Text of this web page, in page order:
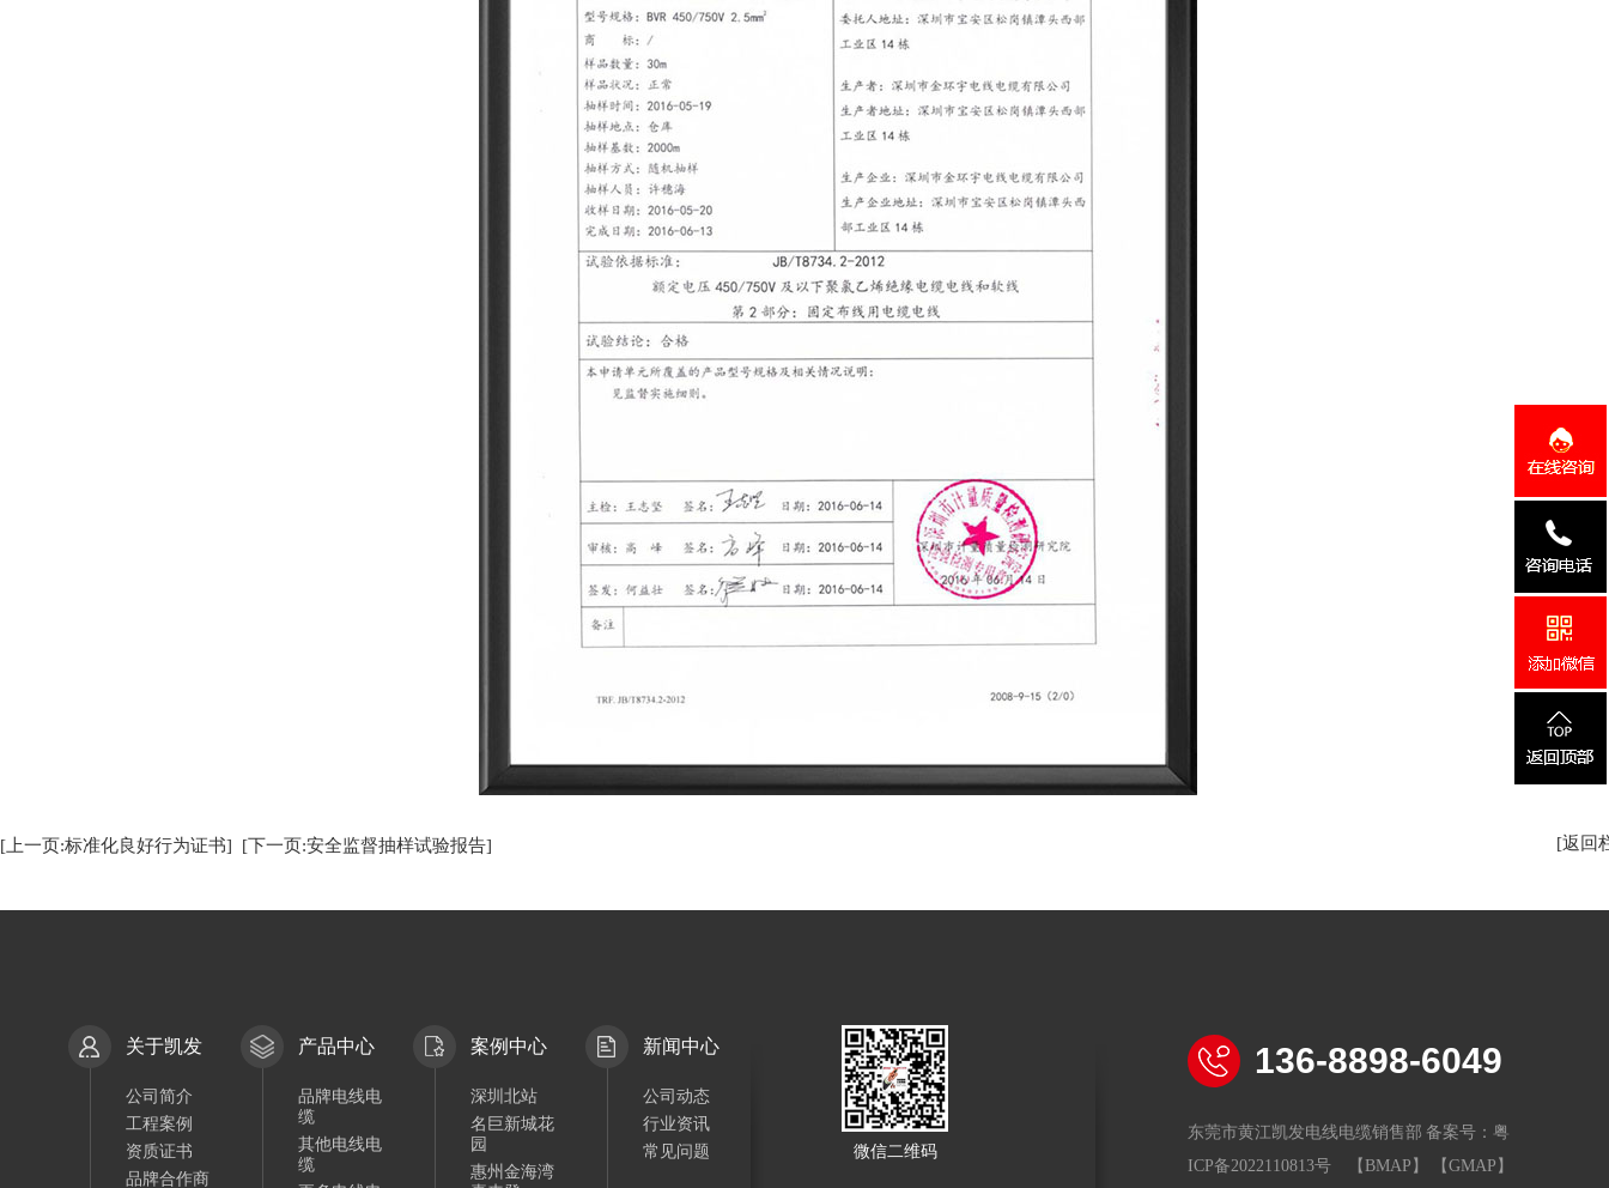
[返回
[上一页:标准化良好行为证书] [下一页:安全监督抽样试验报告]
关于凯发
公司简介
工程案例
资质证书
品牌合作商
产品中心
品牌电线电
缆
其他电线电
缆
案例中心
深圳北站
名巨新城花
园
惠州金海湾
新闻中心
公司动态
行业资讯
常见问题
微信二维码
136-8898-6049
东莞市黄江凯发电线电缆销售部 备案号： 粤
ICP备2022110813号
【BMAP】 【GMAP】